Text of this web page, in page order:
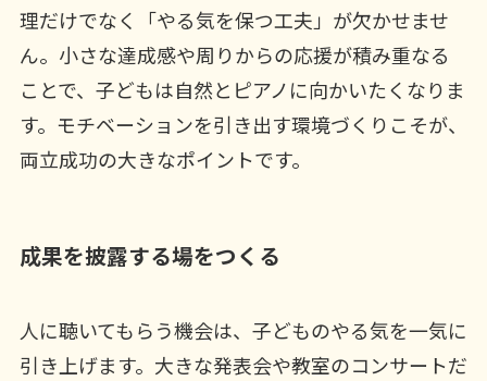
理だけでなく「やる気を保つ工夫」が欠かせませ
ん。小さな達成感や周りからの応援が積み重なる
ことで、子どもは自然とピアノに向かいたくなりま
す。モチベーションを引き出す環境づくりこそが、
両立成功の大きなポイントです。
成果を披露する場をつくる
人に聴いてもらう機会は、子どものやる気を一気に
引き上げます。大きな発表会や教室のコンサートだ